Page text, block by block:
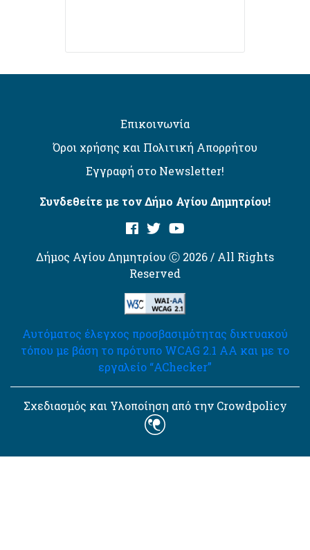
Επικοινωνία
Όροι χρήσης και Πολιτική Απορρήτου
Εγγραφή στο Newsletter!
Συνδεθείτε με τον Δήμο Αγίου Δημητρίου!
Δήμος Αγίου Δημητρίου Ⓒ 2026 / All Rights
Reserved
Αυτόματος έλεγχος προσβασιμότητας δικτυακού
τόπου με βάση το πρότυπο WCAG 2.1 AA και με το
εργαλείο “AChecker”
Σχεδιασμός και Υλοποίηση από την Crowdpolicy